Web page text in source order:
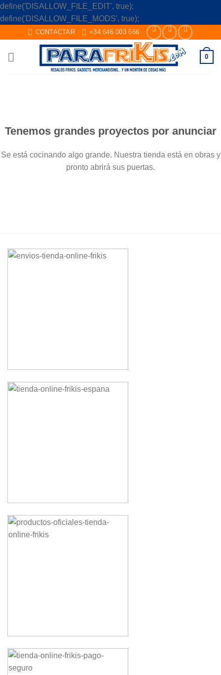
define('DISALLOW_FILE_EDIT', true);
define('DISALLOW_FILE_MODS', true);
to
content
CONTACTAR +34 646 003 666
0
Tenemos grandes proyectos por anunciar
Se está cocinando algo grande. Nuestra tienda está en obras y
pronto abrirá sus puertas.